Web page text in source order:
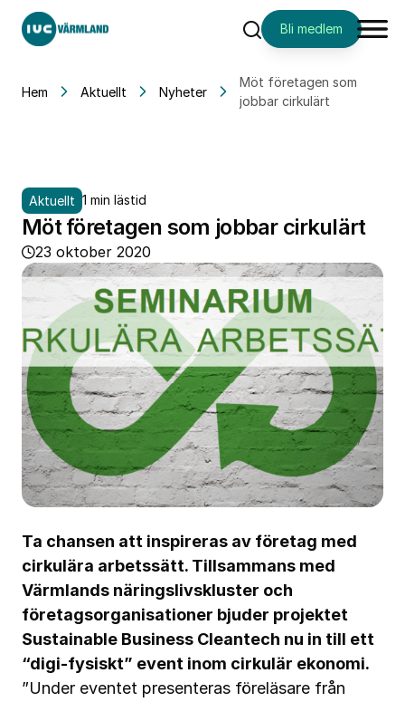
SökBli medlem
Hem Aktuellt Nyheter
Möt företagen som
jobbar cirkulärt
Aktuellt 1 min lästid
Möt företagen som jobbar cirkulärt
23 oktober 2020
Ta chansen att inspireras av företag med
cirkulära arbetssätt. Tillsammans med
Värmlands näringslivskluster och
företagsorganisationer bjuder projektet
Sustainable Business Cleantech nu in till ett
“digi-fysiskt” event inom cirkulär ekonomi.
”Under eventet presenteras föreläsare från